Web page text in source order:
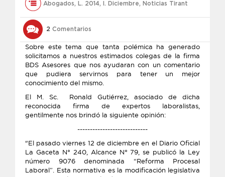
Abogados, L. 2014, l. Diciembre, Noticias Tirant
2 Comentarios
Sobre este tema que tanta polémica ha generado
solicitamos a nuestros estimados colegas de la firma
BDS Asesores que nos ayudaran con un comentario
que pudiera servirnos para tener un mejor
conocimiento del mismo.
El M. Sc. Ronald Gutiérrez, asociado de dicha
reconocida firma de expertos laboralistas,
gentilmente nos brindó la siguiente opinión:
----------------------------
"El pasado viernes 12 de diciembre en el Diario Oficial
La Gaceta N° 240, Alcance N° 79, se publicó la Ley
número 9076 denominada “Reforma Procesal
Laboral”. Esta normativa es la modificación legislativa